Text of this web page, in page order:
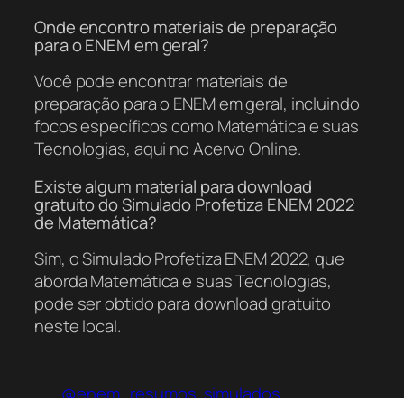
Onde encontro materiais de preparação
para o ENEM em geral?
Você pode encontrar materiais de
preparação para o ENEM em geral, incluindo
focos específicos como Matemática e suas
Tecnologias, aqui no Acervo Online.
Existe algum material para download
gratuito do Simulado Profetiza ENEM 2022
de Matemática?
Sim, o Simulado Profetiza ENEM 2022, que
aborda Matemática e suas Tecnologias,
pode ser obtido para download gratuito
neste local.